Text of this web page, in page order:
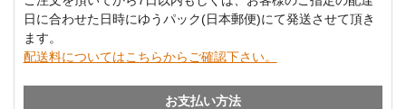
日に合わせた日時にゆうパック(日本郵便)にて発送させて頂き
ます。
配送料についてはこちらからご確認下さい。
お支払い方法